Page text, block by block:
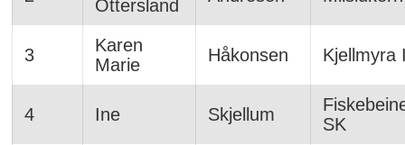
Ottersland
3
Karen
Marie
Håkonsen Kjellmyra
4 Ine Skjellum
SK